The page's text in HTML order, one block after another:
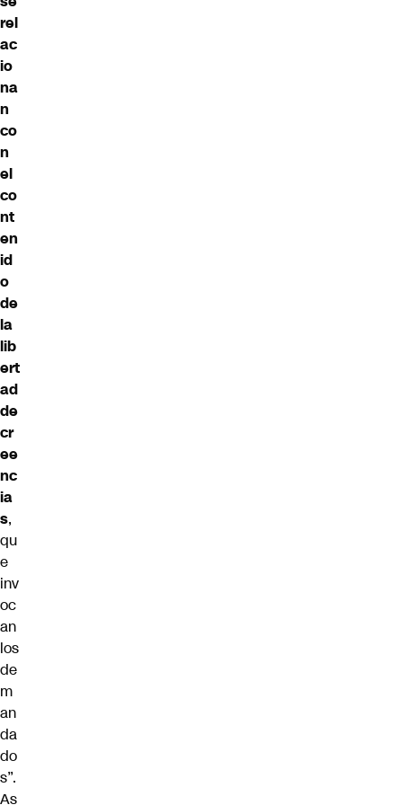
rel
ac
io
na
n
co
n
el
co
nt
en
id
o
de
la
lib
ert
ad
de
cr
ee
nc
ia
s,
qu
e
inv
oc
an
los
de
m
an
da
do
s”.
As